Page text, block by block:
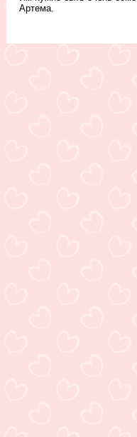
Артема.